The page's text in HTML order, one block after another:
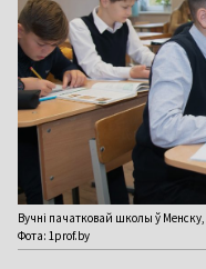
Вучні пачатковай школы ў
Фота: 1prof.by